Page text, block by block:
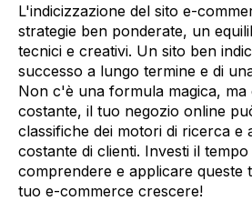
L'indicizzazione del sito e-
strategie ben ponderate, un
tecnici e creativi. Un sito ben
successo a lungo termine e di
Non c'è una formula magica, ma
costante, il tuo negozio online
classifiche dei motori di ricerca e
costante di clienti. Investi il
comprendere e applicare queste
tuo e-commerce crescere!